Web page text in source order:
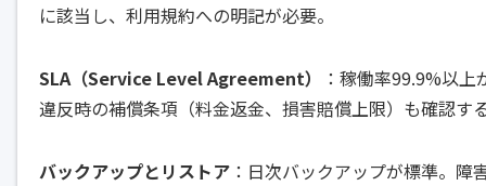
に該当し、利用規約への明記が必要。
SLA（Service Level Agreement）
：稼働率99.9%以
違反時の補償条項（料金返金、損害賠償上限）も確認す
バックアップとリストア ：日次バックアップが標準。